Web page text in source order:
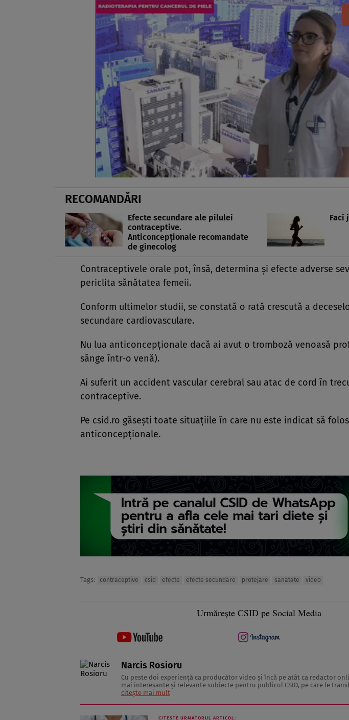
RECOMANDĂRI
Efecte secundare ale pilulei
contraceptive.
Anticoncepționale recomandate
de ginecolog
Faci
Contraceptivele orale pot, însă, determina şi efecte adverse
periclita sănătatea femeii.
Conform ultimelor studii, se constată o rată crescută a
secundare cardiovasculare.
Nu lua anticoncepţionale dacă ai avut o tromboză venoasă
sânge într-o venă).
Ai suferit un accident vascular cerebral sau atac de cord în
contraceptive.
Pe csid.ro găseşti toate situaţiile în care nu este indicat să
anticoncepţionale.
Tags: contraceptive csid efecte efecte secundare protejare sanatate video
Urmărește CSID pe Social Media
Narcis Rosioru
Cu peste doi experienţă ca producător video şi încă pe atât ca redactor
mai interesante şi relevante subiecte pentru publicul CSID, pe care le
marca “Ştiai că”. Este un job fun, din care învăţ şi eu, alături ...
citește mai mult
CITESTE URMATORUL ARTICOL: